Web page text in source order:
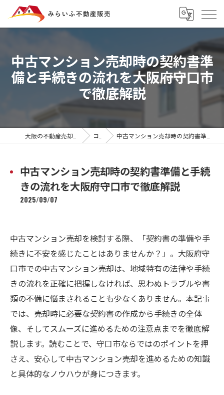
中古マンション売却時の契約書準
備と手続きの流れを大阪府守口市
で徹底解説
コラム 中古マンション売却時の契約書準備と手続きの流れを大阪府守口市で徹底解説
中古マンション売却時の契約書準備と手続
きの流れを大阪府守口市で徹底解説
2025/09/07
中古マンション売却を検討する際、「契約書の準備や手
続きに不安を感じたことはありませんか？」。大阪府守
口市での中古マンション売却は、地域特有の法律や手続
きの流れを正確に把握しなければ、思わぬトラブルや書
類の不備に悩まされることも少なくありません。本記事
では、売却時に必要な契約書の作成から手続きの全体
像、そしてスムーズに進めるための注意点までを徹底解
説します。読むことで、守口市ならではのポイントを押
さえ、安心して中古マンション売却を進めるための知識
と具体的なノウハウが身につきます。